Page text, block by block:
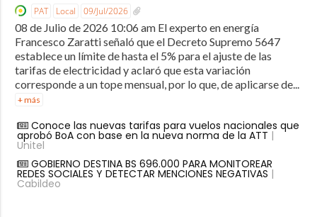
PAT Local 09/Jul/2026
08 de Julio de 2026 10:06 am El experto en energía
Francesco Zaratti señaló que el Decreto Supremo 5647
establece un límite de hasta el 5% para el ajuste de las
tarifas de electricidad y aclaró que esta variación
corresponde a un tope mensual, por lo que, de aplicarse de...
+ más
Conoce las nuevas tarifas para vuelos nacionales que
aprobó BoA con base en la nueva norma de la ATT |
Unitel
GOBIERNO DESTINA BS 696.000 PARA MONITOREAR
REDES SOCIALES Y DETECTAR MENCIONES NEGATIVAS |
Cabildeo